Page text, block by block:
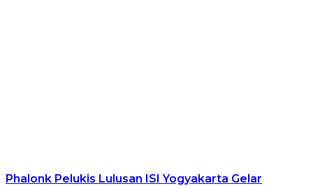
Phalonk Pelukis Lulusan ISI Yogyakarta Gelar